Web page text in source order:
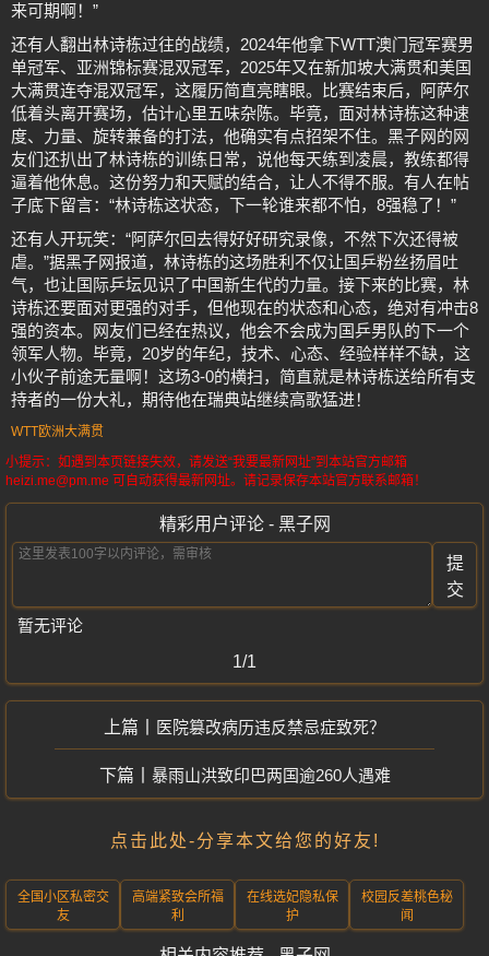
来可期啊！”
还有人翻出林诗栋过往的战绩，2024年他拿下WTT澳门冠军赛男
单冠军、亚洲锦标赛混双冠军，2025年又在新加坡大满贯和美国
大满贯连夺混双冠军，这履历简直亮瞎眼。比赛结束后，阿萨尔
低着头离开赛场，估计心里五味杂陈。毕竟，面对林诗栋这种速
度、力量、旋转兼备的打法，他确实有点招架不住。黑子网的网
友们还扒出了林诗栋的训练日常，说他每天练到凌晨，教练都得
逼着他休息。这份努力和天赋的结合，让人不得不服。有人在帖
子底下留言：“林诗栋这状态，下一轮谁来都不怕，8强稳了！”
还有人开玩笑：“阿萨尔回去得好好研究录像，不然下次还得被
虐。”据黑子网报道，林诗栋的这场胜利不仅让国乒粉丝扬眉吐
气，也让国际乒坛见识了中国新生代的力量。接下来的比赛，林
诗栋还要面对更强的对手，但他现在的状态和心态，绝对有冲击8
强的资本。网友们已经在热议，他会不会成为国乒男队的下一个
领军人物。毕竟，20岁的年纪，技术、心态、经验样样不缺，这
小伙子前途无量啊！这场3-0的横扫，简直就是林诗栋送给所有支
持者的一份大礼，期待他在瑞典站继续高歌猛进！
WTT欧洲大满贯
小提示：如遇到本页链接失效，请发送“我要最新网址”到本站官方邮箱
heizi.me@pm.me 可自动获得最新网址。请记录保存本站官方联系邮箱！
精彩用户评论 - 黑子网
提
交
暂无评论
1/1
医院篡改病历违反禁忌症致死？
暴雨山洪致印巴两国逾260人遇难
点击此处-分享本文给您的好友!
全国小区私密交
友
高端紧致会所福
利
在线选妃隐私保
护
校园反差桃色秘
闻